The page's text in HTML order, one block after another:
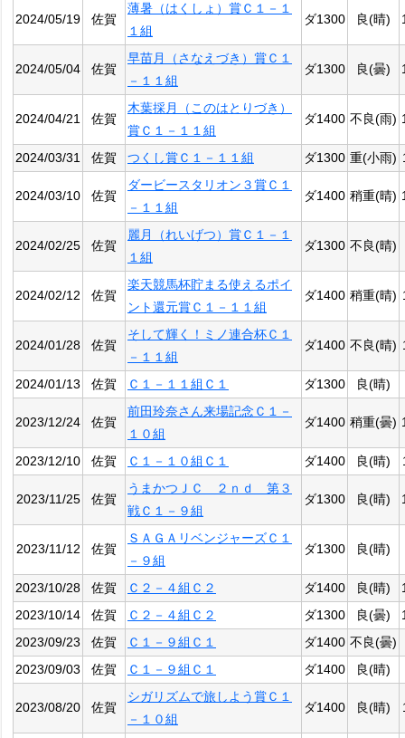
2024/05/19 佐賀
薄暑（はくしょ）賞Ｃ１－１
１組
ダ1300 良(晴)
2024/05/04 佐賀
早苗月（さなえづき）賞Ｃ１
－１１組
ダ1300 良(曇)
2024/04/21 佐賀
木葉採月（このはとりづき）
賞Ｃ１－１１組
ダ1400 不良(雨)
2024/03/31 佐賀 つくし賞Ｃ１－１１組 ダ1300 重(小雨)
2024/03/10 佐賀
ダービースタリオン３賞Ｃ１
－１１組
ダ1400 稍重(晴)
2024/02/25 佐賀
麗月（れいげつ）賞Ｃ１－１
１組
ダ1300 不良(晴)
2024/02/12 佐賀
楽天競馬杯貯まる使えるポイ
ント還元賞Ｃ１－１１組
ダ1400 稍重(晴)
2024/01/28 佐賀
そして輝く！ミノ連合杯Ｃ１
－１１組
ダ1400 不良(晴)
2024/01/13 佐賀 Ｃ１－１１組Ｃ１ ダ1300 良(晴)
2023/12/24 佐賀
前田玲奈さん来場記念Ｃ１－
１０組
ダ1400 稍重(曇)
2023/12/10 佐賀 Ｃ１－１０組Ｃ１ ダ1400 良(晴)
2023/11/25 佐賀
うまかつＪＣ ２ｎｄ 第３
戦Ｃ１－９組
ダ1300 良(晴)
2023/11/12 佐賀
ＳＡＧＡリベンジャーズＣ１
－９組
ダ1300 良(晴)
2023/10/28 佐賀 Ｃ２－４組Ｃ２ ダ1400 良(晴)
2023/10/14
佐賀 Ｃ２－４組Ｃ２ ダ1300 良(曇)
2023/09/23
佐賀 Ｃ１－９組Ｃ１ ダ1400 不良(曇)
2023/09/03
佐賀 Ｃ１－９組Ｃ１ ダ1400 良(晴)
2023/08/20 佐賀
シガリズムで旅しよう賞Ｃ１
－１０組
ダ1400 良(晴)